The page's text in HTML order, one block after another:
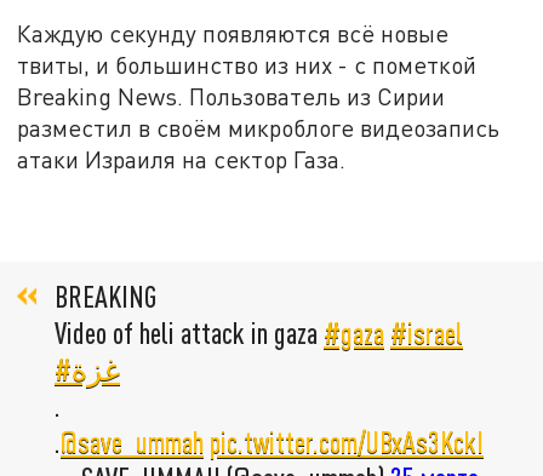
Каждую секунду появляются всё новые
твиты, и большинство из них - с пометкой
Breaking News. Пользователь из Сирии
разместил в своём микроблоге видеозапись
атаки Израиля на сектор Газа.
BREAKING
Video of heli attack in gaza #gaza #israel
#غزة
.
.@save_ummah pic.twitter.com/UBxAs3KckI